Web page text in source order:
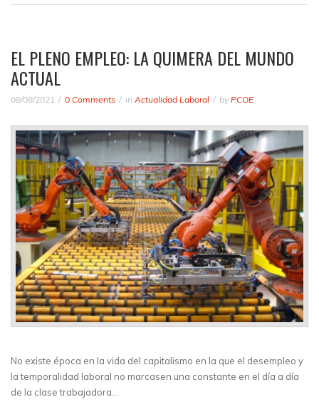
EL PLENO EMPLEO: LA QUIMERA DEL MUNDO
ACTUAL
08/08/2021 0 Comments in Actualidad Laboral by PCOE
No existe época en la vida del capitalismo en la que el desempleo y
la temporalidad laboral no marcasen una constante en el día a día
de la clase trabajadora…